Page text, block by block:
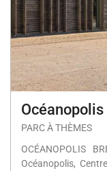
Océanopolis
PARC À THÈMES
OCÉANOPOLIS
Océanopolis,